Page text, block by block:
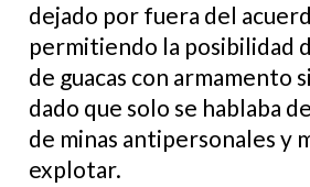
dejado por fuera del
permitiendo la posibilidad
de guacas con armamento
dado que solo se hablaba
de minas antipersonales y
explotar.